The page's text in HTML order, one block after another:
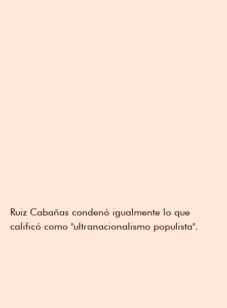
Ruiz Cabañas condenó igualmente lo que
calificó como "ultranacionalismo populista".